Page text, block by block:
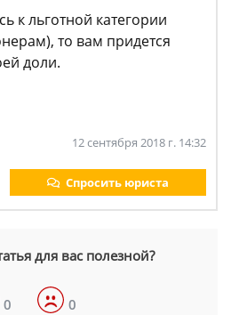
к льготной категории
то вам придется
доли.
12 сентября 2018 г. 14:32
Спросить юриста
для вас полезной?
0 0